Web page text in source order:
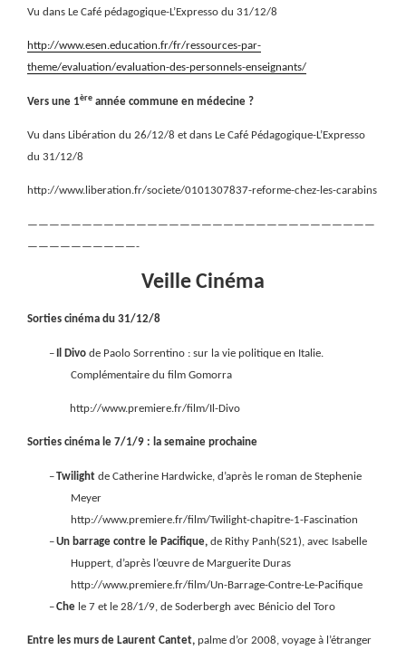
Vu dans Le Café pédagogique-L’Expresso du 31/12/8
http://www.esen.education.fr/fr/ressources-par-
theme/evaluation/evaluation-des-personnels-enseignants/
Vers une 1ère année commune en médecine ?
Vu dans Libération du 26/12/8 et dans Le Café Pédagogique-L’Expresso
du 31/12/8
http://www.liberation.fr/societe/0101307837-reforme-chez-les-carabins
————————————————————————————————
——————————-
Veille Cinéma
Sorties cinéma du 31/12/8
– Il Divo de Paolo Sorrentino : sur la vie politique en Italie.
Complémentaire du film Gomorra
http://www.premiere.fr/film/Il-Divo
Sorties cinéma le 7/1/9 : la semaine prochaine
–Twilight de Catherine Hardwicke, d’après le roman de Stephenie
Meyer
http://www.premiere.fr/film/Twilight-chapitre-1-Fascination
–Un barrage contre le Pacifique, de Rithy Panh(S21), avec Isabelle
Huppert, d’après l’œuvre de Marguerite Duras
http://www.premiere.fr/film/Un-Barrage-Contre-Le-Pacifique
–Che le 7 et le 28/1/9, de Soderbergh avec Bénicio del Toro
Entre les murs de Laurent Cantet, palme d’or 2008, voyage à l’étranger